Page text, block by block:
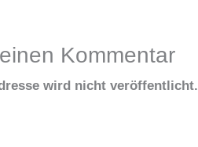
Kommentar
wird nicht veröffentlicht.